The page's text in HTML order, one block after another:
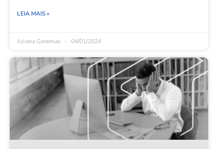
LEIA MAIS »
Juliana Geremias 04/01/2024